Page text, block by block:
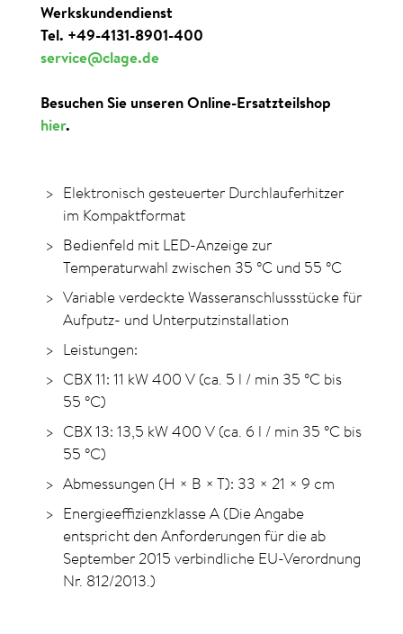
Werkskundendienst
Tel. +49-4131-8901-400
service@clage.de
Besuchen Sie unseren Online-Ersatzteilshop
hier.
Elektronisch gesteuerter Durchlauferhitzer
im Kompaktformat
Bedienfeld mit LED-Anzeige zur
Temperaturwahl zwischen 35 °C und 55 °C
Variable verdeckte Wasseranschlussstücke für
Aufputz- und Unterputz­installation
Leistungen:
CBX 11: 11 kW400 V (ca. 5 l / min 35 °C bis
55 °C)
CBX 13: 13,5 kW400 V (ca. 6 l / min 35 °C bis
55 °C)
Abmessungen (H × B × T): 33 × 21 × 9 cm
Energieeffizienzklasse A (Die Angabe
entspricht den Anforderungen für die ab
September 2015 verbindliche EU-Verordnung
Nr. 812/2013.)